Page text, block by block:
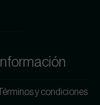
Información
Términos y condiciones